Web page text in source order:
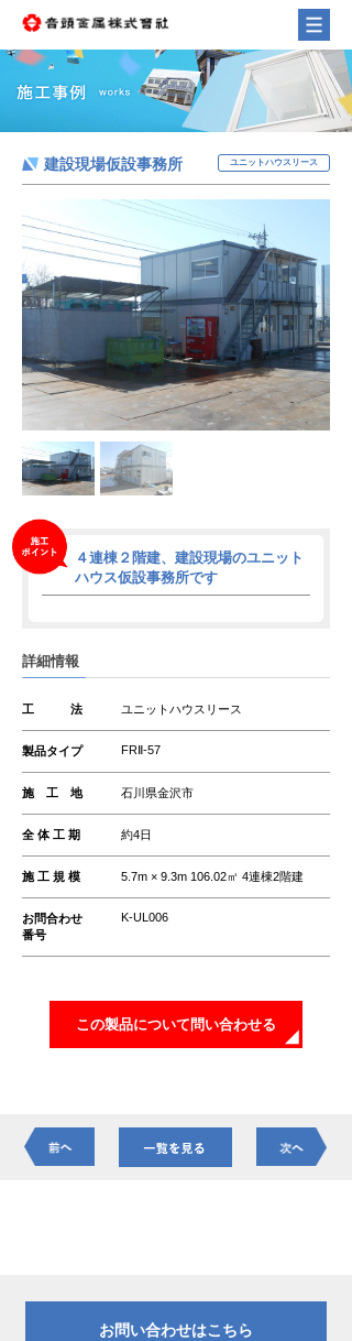
建設現場仮設事務所 ユニットハウスリース
４連棟２階建、建設現場のユニット
ハウス仮設事務所です
詳細情報
工 法 ユニットハウスリース
製品タイプ FRⅡ-57
施 工 地 石川県金沢市
全 体 工 期 約4日
施 工 規 模 5.7m × 9.3m 106.02㎡ 4連棟2階建
お問合わせ
番号
K-UL006
この製品について問い合わせる
お問い合わせはこちら